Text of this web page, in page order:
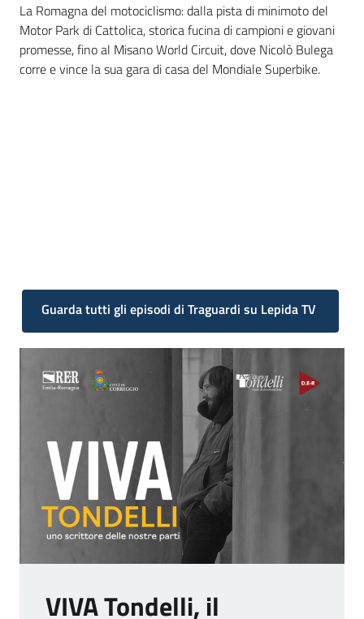
La Romagna del motociclismo: dalla pista di minimoto del
Motor Park di Cattolica, storica fucina di campioni e giovani
promesse, fino al Misano World Circuit, dove Nicolò Bulega
corre e vince la sua gara di casa del Mondiale Superbike.
Guarda tutti gli episodi di Traguardi su Lepida TV
VIVA Tondelli, il